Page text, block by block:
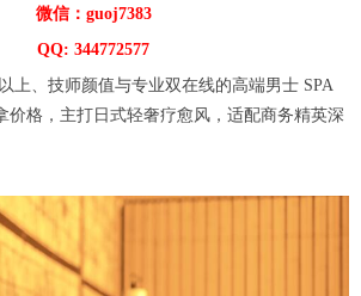
微信：guoj7383
QQ: 344772577
、技师颜值与专业双在线的高端男士 SPA
格，主打日式轻奢疗愈风，适配商务精英深